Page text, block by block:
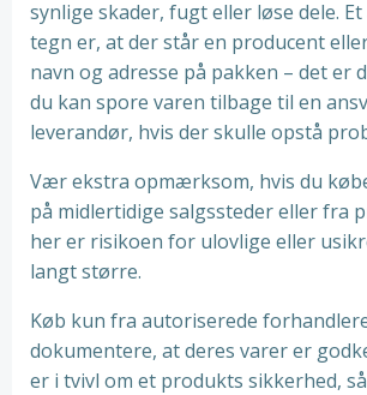
synlige skader, fugt eller løse dele.
tegn er, at der står en producent
navn og adresse på pakken – det er
du kan spore varen tilbage til en
leverandør, hvis der skulle opstå
Vær ekstra opmærksom, hvis du
på midlertidige salgssteder eller fra
her er risikoen for ulovlige eller
langt større.
Køb kun fra autoriserede
dokumentere, at deres varer er
er i tvivl om et produkts sikkerhed,